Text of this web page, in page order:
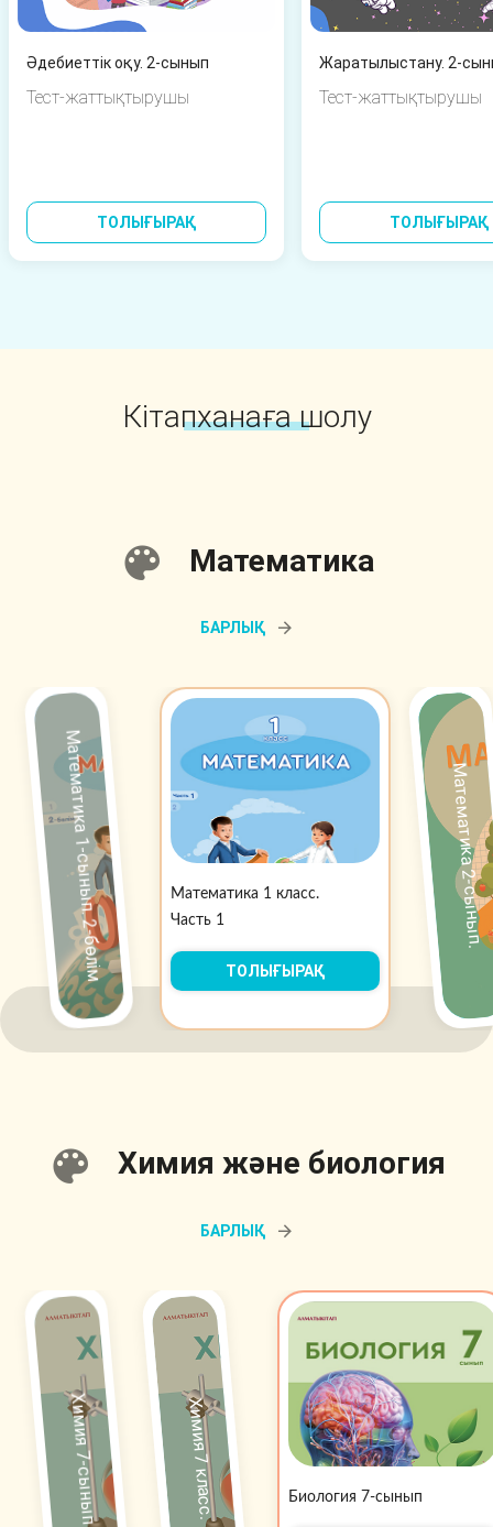
Әдебиеттік оқу. 2-сынып
Тест-жаттықтырушы
ТОЛЫҒЫРАҚ
Тест-жаттықтырушы
ТОЛЫҒЫРАҚ
Кітапханаға шолу
Математика
БАРЛЫҚ
Математика 1-сынып. 2-бөлім
Математика 1 класс.
Часть 1
ТОЛЫҒЫРАҚ
Математика 2-сынып.
Химия және биология
БАРЛЫҚ
Химия 7-сынып Химия 7 класс. Биология 7-сынып